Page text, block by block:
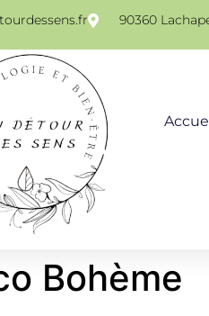
90360
Bohème